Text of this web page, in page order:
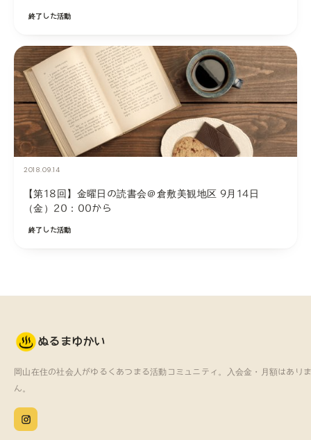
終了した活動
2018.09.14
【第18回】金曜日の読書会＠倉敷美観地区 9月14日
（金）20：00から
終了した活動
ぬるまゆかい
岡山在住の社会人がゆるくあつまる活動コミュニティ。
入会金・月額はあり
ん。